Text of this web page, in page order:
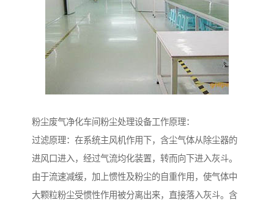
粉尘废气净化车间粉尘处理设备工作原理：
过滤原理：在系统主风机作用下，含尘气体从除尘器的
进风口进入，经过气流均化装置，转而向下进入灰斗。
由于流速减缓，加上惯性及粉尘的自重作用，使气体中
大颗粒粉尘受惯性作用被分离出来，直接落入灰斗。含